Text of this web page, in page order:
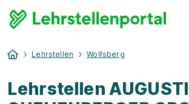
Lehrstellen Wolfsberg
Lehrstellen